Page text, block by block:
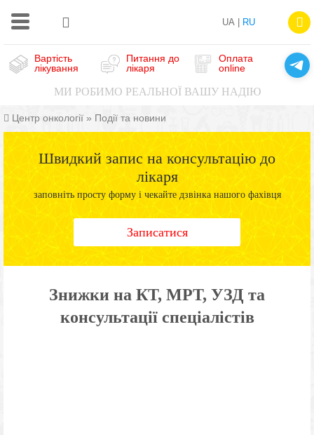
UA | RU
Вартість
лікування
Питання до
лікаря
Оплата
online
МИ РОБИМО РЕАЛЬНОЇ ВАШУ НАДІЮ
Центр онкології » Події та новини
Швидкий запис на консультацію до
лікаря
заповніть просту форму і чекайте дзвінка нашого фахівця
Записатися
Знижки на КТ, МРТ, УЗД та
консультації спеціалістів